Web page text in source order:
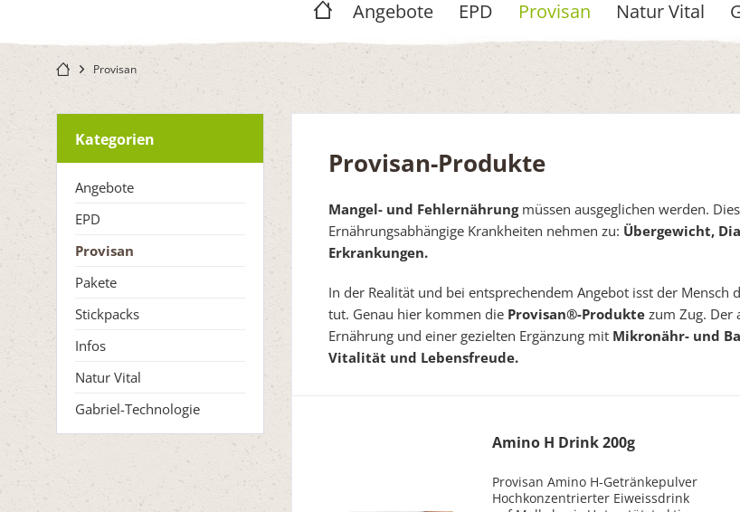
Angebote EPD Provisan Natur Vital
Provisan
Kategorien
Angebote
EPD
Provisan
Pakete
Stickpacks
Infos
Natur Vital
Gabriel-Technologie
Provisan-Produkte
Mangel- und Fehlernährungmüssen ausgeglichen werden.
Ernährungsabhängige Krankheiten nehmen zu: Übergewicht,
Erkrankungen.
In der Realität und bei entsprechendem Angebot isst der
tut. Genau hier kommen die Provisan®-Produkte zum Zug. Der
Ernährung und einer gezielten Ergänzung mit Mikronähr- und
Vitalität und Lebensfreude.
Amino H Drink 200g
Provisan Amino H-Getränkepulver
Hochkonzentrierter Eiweissdrink